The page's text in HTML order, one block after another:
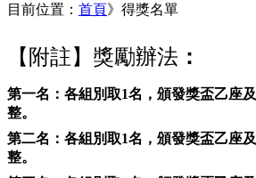
目前位置： 首頁》 得獎名單
【附註】獎勵辦法 ：
第一名：各組別取1名，頒發獎盃乙座及
整。
第二名：各組別取1名，頒發獎盃乙座及
整。